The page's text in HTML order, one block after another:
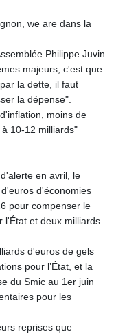
we are dans la
Philippe Juvin
majeurs, c'est que
la dette, il faut
la dépense".
moins de
10-12 milliards"
en avril, le
d'économies
pour compenser le
l'État et deux milliards
d'euros de gels
pour l’État, et la
du Smic au 1er juin
pour les
reprises que